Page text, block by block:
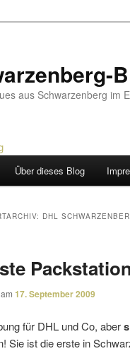
aus Schwarzenberg im
Über dieses Blog
DHL
17. September 2009
für DHL und Co, aber
Sie ist die erste in